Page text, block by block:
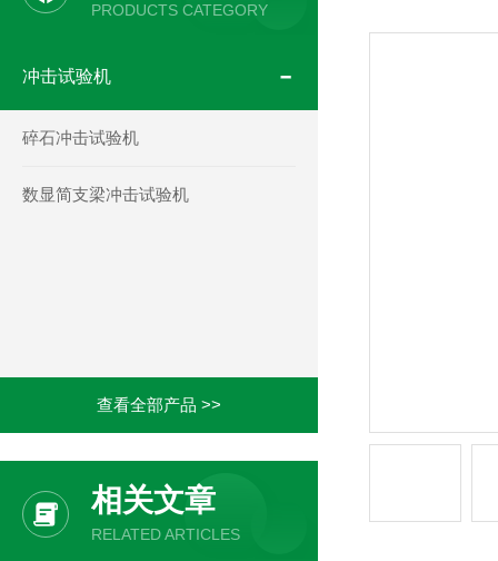
PRODUCTS CATEGORY
冲击试验机
碎石冲击试验机
数显简支梁冲击试验机
查看全部产品 >>
相关文章
RELATED ARTICLES